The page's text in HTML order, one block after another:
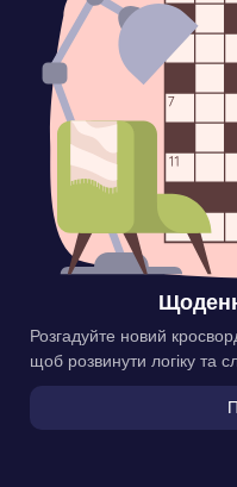
Розгадуйте новий
щоб розвинути логіку та